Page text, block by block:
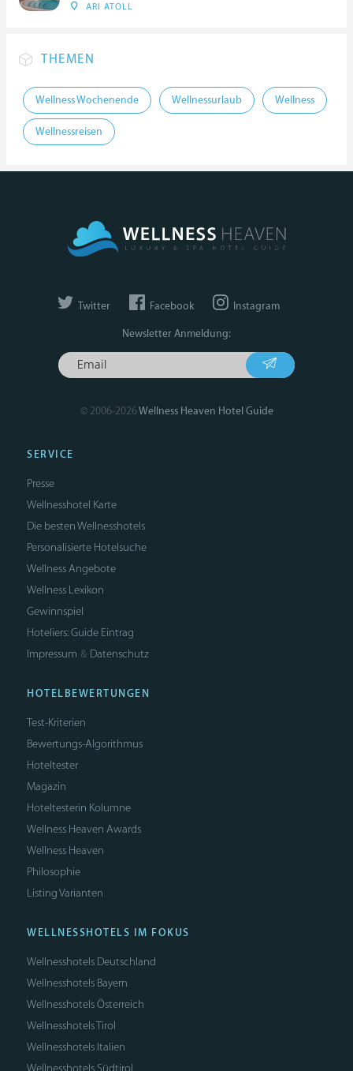
ARI ATOLL
THEMEN
Wellness Wochenende Wellnessurlaub Wellness
Wellnessreisen
Twitter Facebook Instagram
Newsletter Anmeldung:
© 2006-2026Wellness Heaven Hotel Guide
SERVICE
Presse
Wellnesshotel Karte
Die besten Wellnesshotels
Personalisierte Hotelsuche
Wellness Angebote
Wellness Lexikon
Gewinnspiel
Hoteliers: Guide Eintrag
Impressum & Datenschutz
HOTELBEWERTUNGEN
Test-Kriterien
Bewertungs-Algorithmus
Hoteltester
Magazin
Hoteltesterin Kolumne
Wellness Heaven Awards
Wellness Heaven
Philosophie
Listing Varianten
WELLNESSHOTELS IM FOKUS
Wellnesshotels Deutschland
Wellnesshotels Bayern
Wellnesshotels Österreich
Wellnesshotels Tirol
Wellnesshotels Italien
Wellnesshotels Südtirol